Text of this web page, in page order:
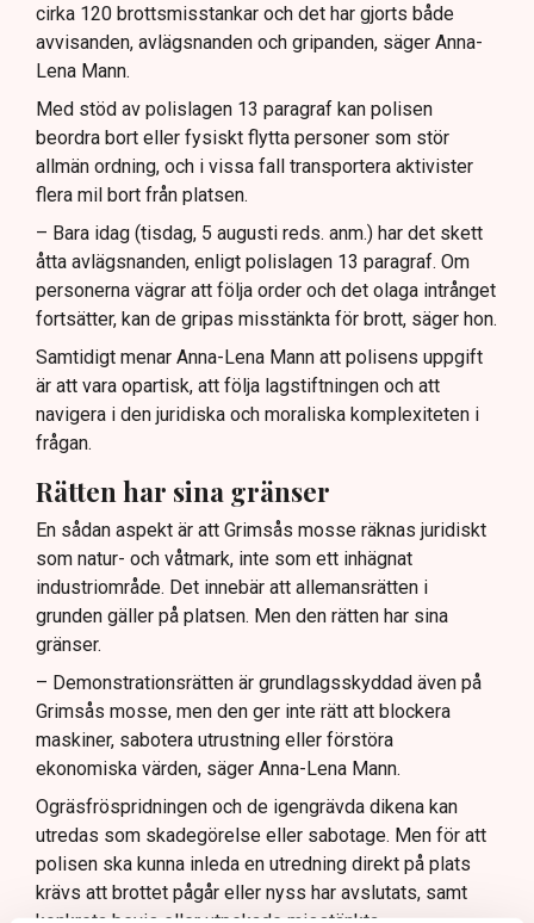
cirka 120 brottsmisstankar och det har gjorts både
avvisanden, avlägsnanden och gripanden, säger Anna-
Lena Mann.
Med stöd av polislagen 13 paragraf kan polisen
beordra bort eller fysiskt flytta personer som stör
allmän ordning, och i vissa fall transportera aktivister
flera mil bort från platsen.
– Bara idag (tisdag, 5 augusti reds. anm.) har det skett
åtta avlägsnanden, enligt polislagen 13 paragraf. Om
personerna vägrar att följa order och det olaga intrånget
fortsätter, kan de gripas misstänkta för brott, säger hon.
Samtidigt menar Anna-Lena Mann att polisens uppgift
är att vara opartisk, att följa lagstiftningen och att
navigera i den juridiska och moraliska komplexiteten i
frågan.
Rätten har sina gränser
En sådan aspekt är att Grimsås mosse räknas juridiskt
som natur- och våtmark, inte som ett inhägnat
industriområde. Det innebär att allemansrätten i
grunden gäller på platsen. Men den rätten har sina
gränser.
– Demonstrationsrätten är grundlagsskyddad även på
Grimsås mosse, men den ger inte rätt att blockera
maskiner, sabotera utrustning eller förstöra
ekonomiska värden, säger Anna-Lena Mann.
Ogräsfröspridningen och de igengrävda dikena kan
utredas som skadegörelse eller sabotage. Men för att
polisen ska kunna inleda en utredning direkt på plats
krävs att brottet pågår eller nyss har avslutats, samt